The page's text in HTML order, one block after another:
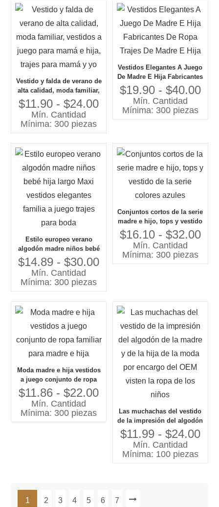
Vestido y falda de verano de
alta calidad, moda familiar,
vestidos a juego para mamá
e hija, trajes para mamá y
yo
$11.90 - $24.00
Mín. Cantidad
Mínima: 300 piezas
Vestidos Elegantes A Juego
De Madre E Hija Fabricantes
De Ropa Trajes De Madre E
$19.90 - $40.00
Mín. Cantidad
Mínima: 300 piezas
Estilo europeo verano
algodón madre niños bebé
hija largo Maxi vestidos
elegantes familia a juego
trajes para boda
$14.89 - $30.00
Mín. Cantidad
Mínima: 300 piezas
Conjuntos cortos de la serie
madre e hijo, tops y vestido
de la serie colores azules
$16.10 - $32.00
Mín. Cantidad
Mínima: 300 piezas
Moda madre e hija vestidos
a juego conjunto de ropa
familiar para madre e hija
$11.86 - $22.00
Mín. Cantidad
Mínima: 300 piezas
Las muchachas del vestido
de la impresión del algodón
de la madre y de la hija de
la moda por encargo del
OEM visten la ropa de los
niños
$11.99 - $24.00
Mín. Cantidad
Mínima: 100 piezas
1 2 3 4 5 6 7